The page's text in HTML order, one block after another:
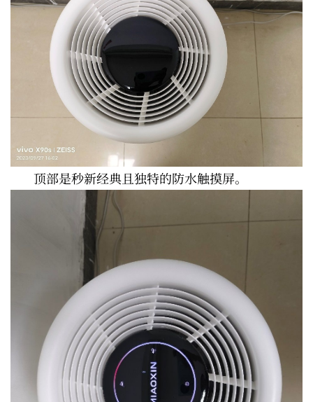
顶部是秒新经典且独特的防水触摸屏。